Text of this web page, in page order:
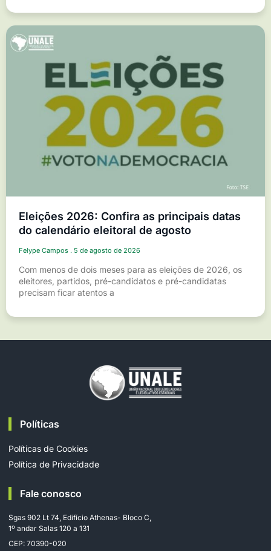
Eleições 2026: Confira as principais datas
do calendário eleitoral de agosto
Felype Campos 5 de agosto de 2026
Com menos de dois meses para as eleições de 2026, os
eleitores, partidos, pré-candidatos e pré-candidatas
precisam ficar atentos a
Políticas
Políticas de Cookies
Política de Privacidade
Fale conosco
Sgas 902 Lt 74, Edifício Athenas- Bloco C,
1º andar Salas 120 a 131
CEP: 70390-020